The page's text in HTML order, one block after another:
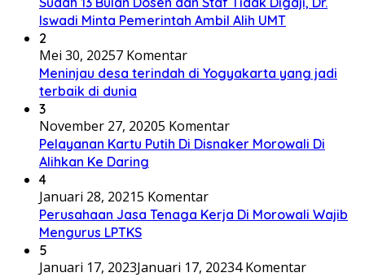
Iswadi Minta Pemerintah Ambil Alih UMT
2
Mei 30, 20257 Komentar
Meninjau desa terindah di Yogyakarta yang jadi
terbaik di dunia
3
November 27, 20205 Komentar
Pelayanan Kartu Putih Di Disnaker Morowali Di
Alihkan Ke Daring
4
Januari 28, 20215 Komentar
Perusahaan Jasa Tenaga Kerja Di Morowali Wajib
Mengurus LPTKS
5
Januari 17, 2023Januari 17, 20234 Komentar